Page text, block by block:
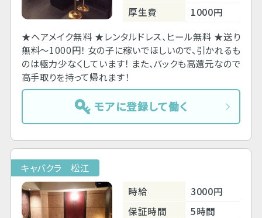
厚生費
1000円
★ヘアメイク無料 ★レンタルドレス、ヒール無料 ★送り
無料～1000円！ 女の子に稼いでほしいので、引かれるも
のは極力少なくしています！ また、バックも高還元なので
高手取りを持って帰れます！
モアに登録して働く
キャバクラ 松江
時給
3000円
保証時間
5時間